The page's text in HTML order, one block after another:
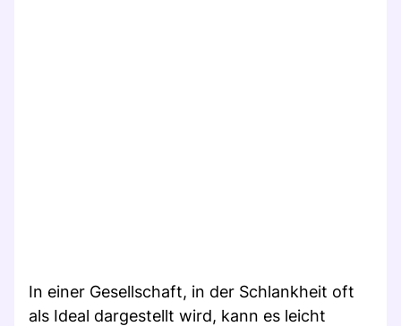
In einer Gesellschaft, in der Schlankheit oft
als Ideal dargestellt wird, kann es leicht